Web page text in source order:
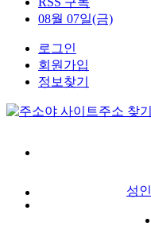
08월 07일(금)
로그인
회원가입
정보찾기
성인